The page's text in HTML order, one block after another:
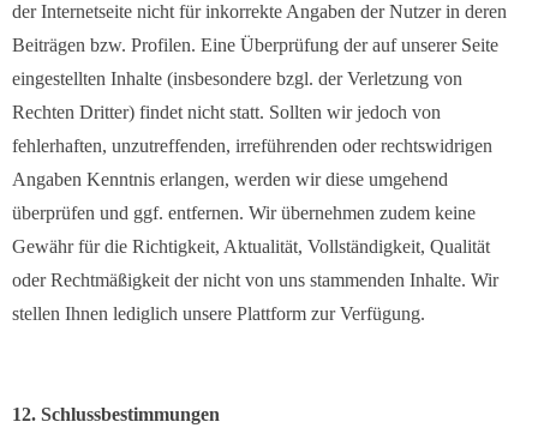
der Internetseite nicht für inkorrekte Angaben der Nutzer in deren
Beiträgen bzw. Profilen. Eine Überprüfung der auf unserer Seite
eingestellten Inhalte (insbesondere bzgl. der Verletzung von
Rechten Dritter) findet nicht statt. Sollten wir jedoch von
fehlerhaften, unzutreffenden, irreführenden oder rechtswidrigen
Angaben Kenntnis erlangen, werden wir diese umgehend
überprüfen und ggf. entfernen. Wir übernehmen zudem keine
Gewähr für die Richtigkeit, Aktualität, Vollständigkeit, Qualität
oder Rechtmäßigkeit der nicht von uns stammenden Inhalte. Wir
stellen Ihnen lediglich unsere Plattform zur Verfügung.
12. Schlussbestimmungen